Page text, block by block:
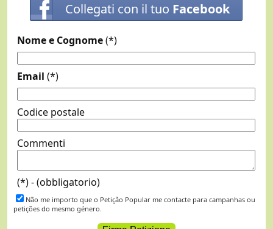
Collegati con il tuo Facebook
Nome e Cognome(*)
Email (*)
Codice postale
Commenti
(*) - (obbligatorio)
Não me importo que o Petição Popular me contacte para campanhas ou
petições do mesmo género.